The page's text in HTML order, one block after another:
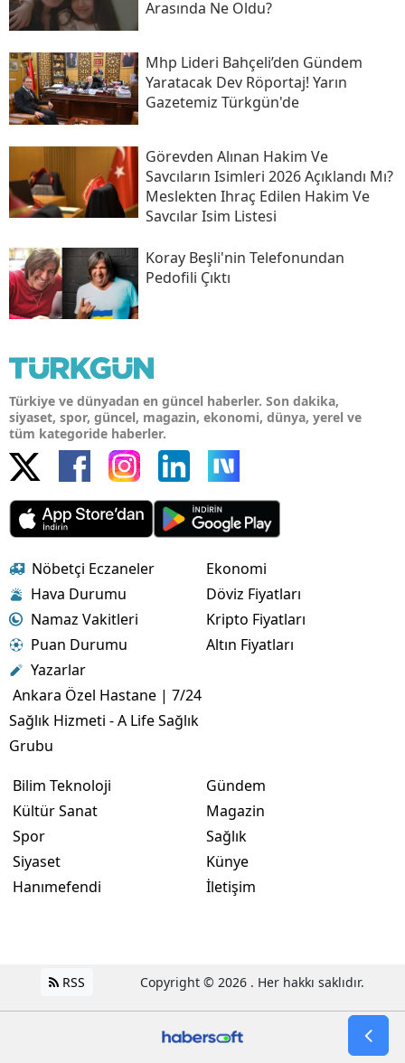
Arasında Ne Oldu?
Mhp Lideri Bahçeli’den Gündem
Yaratacak Dev Röportaj! Yarın
Gazetemiz Türkgün'de
Görevden Alınan Hakim Ve
Savcıların Isimleri 2026 Açıklandı Mı?
Meslekten Ihraç Edilen Hakim Ve
Savcılar Isim Listesi
Koray Beşli'nin Telefonundan
Pedofili Çıktı
Türkiye ve dünyadan en güncel haberler. Son dakika,
siyaset, spor, güncel, magazin, ekonomi, dünya, yerel ve
tüm kategoride haberler.
Nöbetçi Eczaneler
Hava Durumu
Namaz Vakitleri
Puan Durumu
Yazarlar
Ankara Özel Hastane | 7/24
Sağlık Hizmeti - A Life Sağlık
Grubu
Ekonomi
Döviz Fiyatları
Kripto Fiyatları
Altın Fiyatları
Bilim Teknoloji
Kültür Sanat
Spor
Siyaset
Hanımefendi
Gündem
Magazin
Sağlık
Künye
İletişim
RSS Copyright © 2026 . Her hakkı saklıdır.